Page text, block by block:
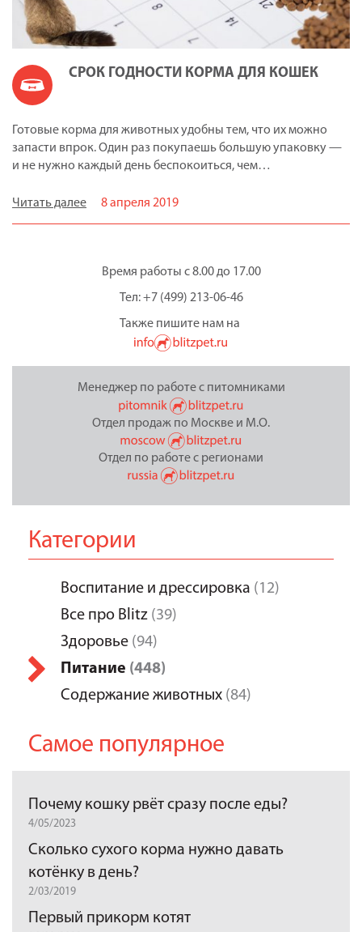
СРОК ГОДНОСТИ КОРМА ДЛЯ КОШЕК
Готовые корма для животных удобны тем, что их можно
запасти впрок. Один раз покупаешь большую упаковку —
и не нужно каждый день беспокоиться, чем…
Читать далее 8 апреля 2019
Время работы с 8.00 до 17.00
Тел: +7 (499) 213-06-46
Также пишите нам на
Менеджер по работе с питомниками
Отдел продаж по Москве и М.О.
Отдел по работе с регионами
Категории
Воспитание и дрессировка (12)
Все про Blitz (39)
Здоровье (94)
Питание (448)
Содержание животных (84)
Самое популярное
Почему кошку рвёт сразу после еды?
4/05/2023
Сколько сухого корма нужно давать
котёнку в день?
2/03/2019
Первый прикорм котят